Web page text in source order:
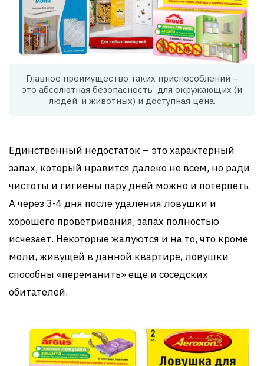
Главное преимущество таких приспособлений –
это абсолютная безопасность для окружающих (и
людей, и животных) и доступная цена.
Единственный недостаток – это характерный
запах, который нравится далеко не всем, но ради
чистоты и гигиены пару дней можно и потерпеть.
А через 3-4 дня после удаления ловушки и
хорошего проветривания, запах полностью
исчезает. Некоторые жалуются и на то, что кроме
моли, живущей в данной квартире, ловушки
способны «переманить» еще и соседских
обитателей.